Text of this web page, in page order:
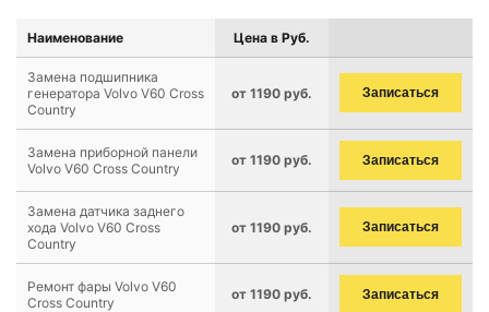
Наименование Цена в Руб.
Замена подшипника
генератора Volvo V60 Cross
Country
от 1190 руб. Записаться
Замена приборной панели
Volvo V60 Cross Country
от 1190 руб. Записаться
Замена датчика заднего
хода Volvo V60 Cross
Country
от 1190 руб. Записаться
Ремонт фары Volvo V60
Cross Country
от 1190 руб. Записаться